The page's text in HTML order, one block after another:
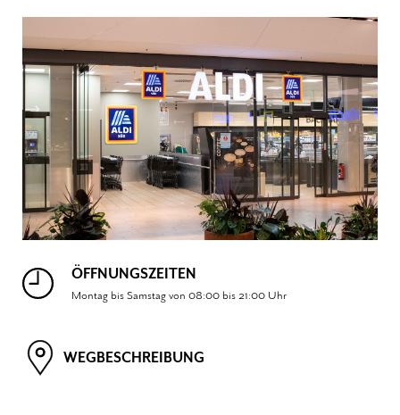
ÖFFNUNGSZEITEN
Montag bis Samstag von 08:00 bis 21:00 Uhr
WEGBESCHREIBUNG